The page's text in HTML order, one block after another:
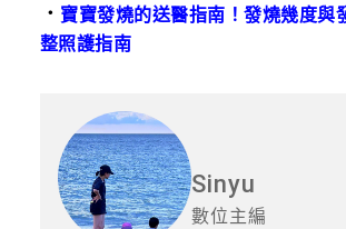
． 寶寶發燒的送醫指南！發燒幾度與
整照護指南
Sinyu
數位主編